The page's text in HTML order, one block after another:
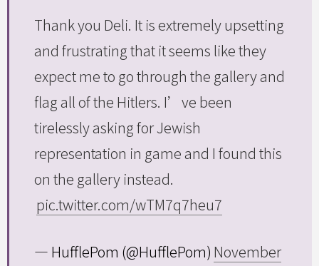
Thank you Deli. It is extremely upsetting
and frustrating that it seems like they
expect me to go through the gallery and
flag all of the Hitlers. I’ve been
tirelessly asking for Jewish
representation in game and I found this
on the gallery instead.
pic.twitter.com/wTM7q7heu7
— HufflePom (@HufflePom) November